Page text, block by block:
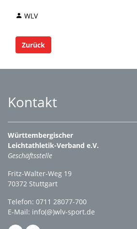
WLV
Zurück
Kontakt
Württembergischer
Leichtathletik-Verband e.V.
Geschäftsstelle
Fritz-Walter-Weg 19
70372 Stuttgart
Telefon: 0711 28077-700
E-Mail: info(@)wlv-sport.de